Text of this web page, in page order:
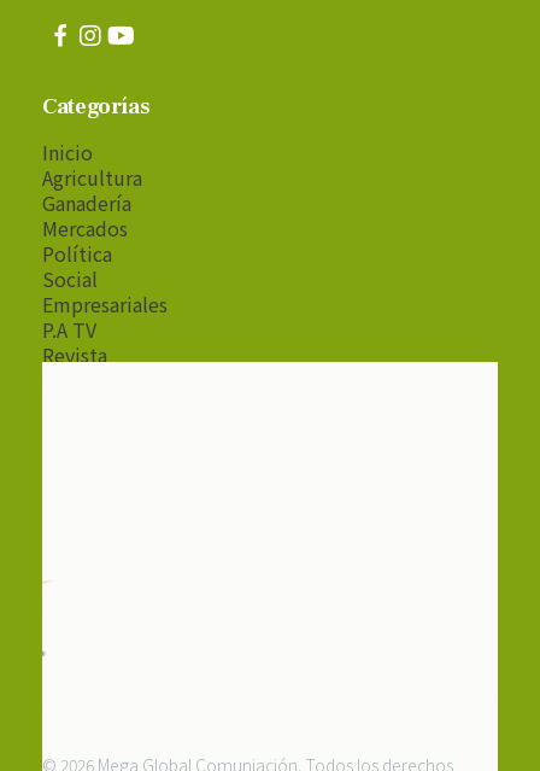
Categorías
Inicio
Agricultura
Ganadería
Mercados
Política
Social
Empresariales
P.A TV
Revista
© 2026 Mega Global Comuniación. Todos los derechos